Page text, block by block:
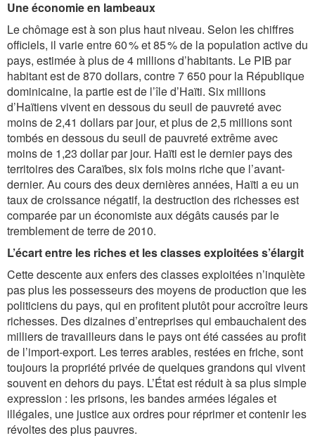
Une économie en lambeaux
Le chômage est à son plus haut niveau. Selon les chiffres
officiels, il varie entre 60 % et 85 % de la population active du
pays, estimée à plus de 4 millions d’habitants. Le PIB par
habitant est de 870 dollars, contre 7 650 pour la République
dominicaine, la partie est de l’île d’Haïti. Six millions
d’Haïtiens vivent en dessous du seuil de pauvreté avec
moins de 2,41 dollars par jour, et plus de 2,5 millions sont
tombés en dessous du seuil de pauvreté extrême avec
moins de 1,23 dollar par jour. Haïti est le dernier pays des
territoires des Caraïbes, six fois moins riche que l’avant-
dernier. Au cours des deux dernières années, Haïti a eu un
taux de croissance négatif, la destruction des richesses est
comparée par un économiste aux dégâts causés par le
tremblement de terre de 2010.
L’écart entre les riches et les classes exploitées s’élargit
Cette descente aux enfers des classes exploitées n’inquiète
pas plus les possesseurs des moyens de production que les
politiciens du pays, qui en profitent plutôt pour accroître leurs
richesses. Des dizaines d’entreprises qui embauchaient des
milliers de travailleurs dans le pays ont été cassées au profit
de l’import-export. Les terres arables, restées en friche, sont
toujours la propriété privée de quelques grandons qui vivent
souvent en dehors du pays. L’État est réduit à sa plus simple
expression : les prisons, les bandes armées légales et
illégales, une justice aux ordres pour réprimer et contenir les
révoltes des plus pauvres.